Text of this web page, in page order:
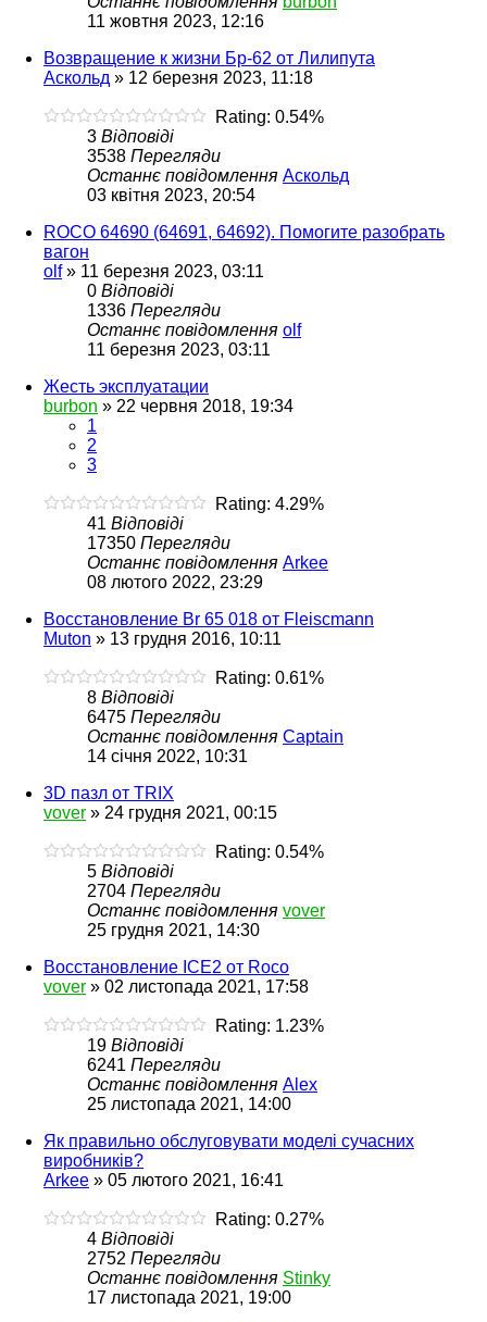
11 жовтня 2023, 12:16
Возвращение к жизни Бр-62 от Лилипута
Аскольд » 12 березня 2023, 11:18
Rating: 0.54%
3 Відповіді
3538 Перегляди
Останнє повідомлення Аскольд
03 квітня 2023, 20:54
ROCO 64690 (64691, 64692). Помогите разобрать
вагон
olf» 11 березня 2023, 03:11
0 Відповіді
1336 Перегляди
Останнє повідомлення olf
11 березня 2023, 03:11
Жесть эксплуатации
burbon » 22 червня 2018, 19:34
1
2
3
Rating: 4.29%
41 Відповіді
17350 Перегляди
Останнє повідомлення Arkee
08 лютого 2022, 23:29
Восстановление Br 65 018 от Fleiscmann
Muton » 13 грудня 2016, 10:11
Rating: 0.61%
8 Відповіді
6475 Перегляди
Останнє повідомлення Captain
14 січня 2022, 10:31
3D пазл от TRIX
vover » 24 грудня 2021, 00:15
Rating: 0.54%
5 Відповіді
2704 Перегляди
Останнє повідомлення vover
25 грудня 2021, 14:30
Восстановление ICE2 от Roco
vover » 02 листопада 2021, 17:58
Rating: 1.23%
19 Відповіді
6241 Перегляди
Останнє повідомлення Alex
25 листопада 2021, 14:00
Як правильно обслуговувати моделі сучасних
виробників?
Arkee » 05 лютого 2021, 16:41
Rating: 0.27%
4 Відповіді
2752 Перегляди
Останнє повідомлення Stinky
17 листопада 2021, 19:00